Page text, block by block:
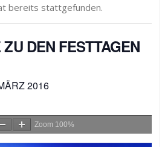
bereits stattgefunden.
DEN FESTTAGEN
2016
Zoom 100%